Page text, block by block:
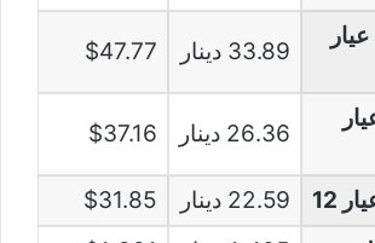
33.89 دينار $47.77
26.36 دينار $37.16
12 22.59 دينار
$31.85